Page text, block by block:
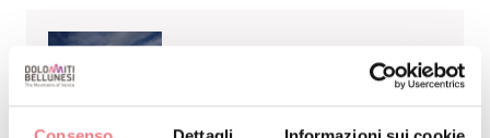
Centro Fondo e Biathlon Palafavera